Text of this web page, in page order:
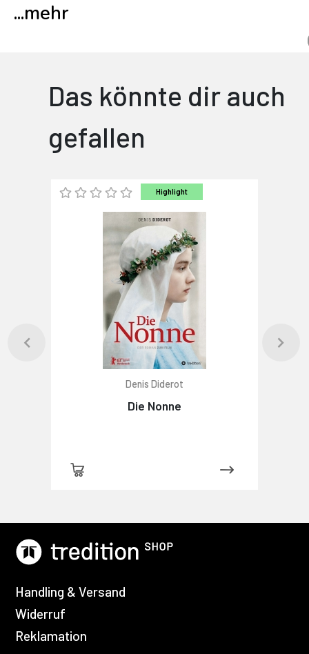
...mehr
Das könnte dir auch
gefallen
Highlight
Denis Diderot
Die Nonne
Handling & Versand
Widerruf
Reklamation